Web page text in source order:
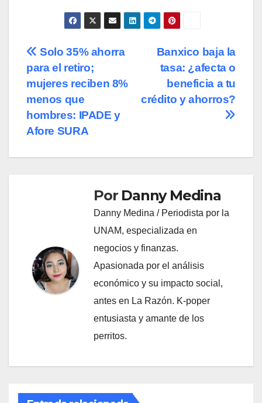
Navegación
de
entradas
Banxico baja la
tasa: ¿afecta o
beneficia a tu
crédito y ahorros?
Solo 35% ahorra
para el retiro;
mujeres reciben 8%
menos que
hombres: IPADE y
Afore SURA
Por Danny Medina
Danny Medina / Periodista por la
UNAM, especializada en
negocios y finanzas.
Apasionada por el análisis
económico y su impacto social,
antes en La Razón. K-poper
entusiasta y amante de los
perritos.